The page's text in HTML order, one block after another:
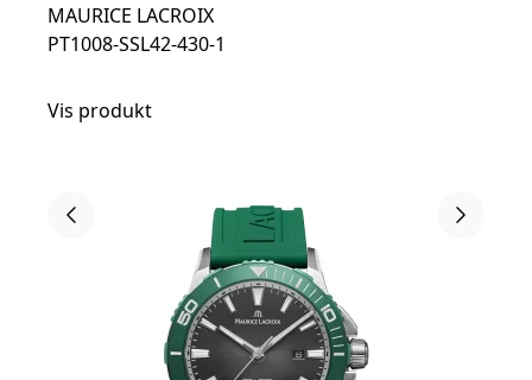
MAURICE LACROIX
PT1008-SSL42-430-1
Vis produkt